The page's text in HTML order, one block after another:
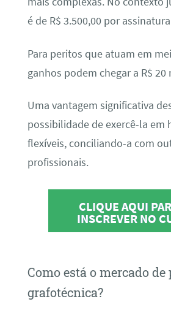
é de R$ 3.500,00 por
Para peritos que atuam em
ganhos podem chegar a R$ 20
Uma vantagem significativa
possibilidade de exercê-la em
flexíveis, conciliando-a com
profissionais.
CLIQUE AQUI
INSCREVER NO
Como está o mercado de
grafotécnica?